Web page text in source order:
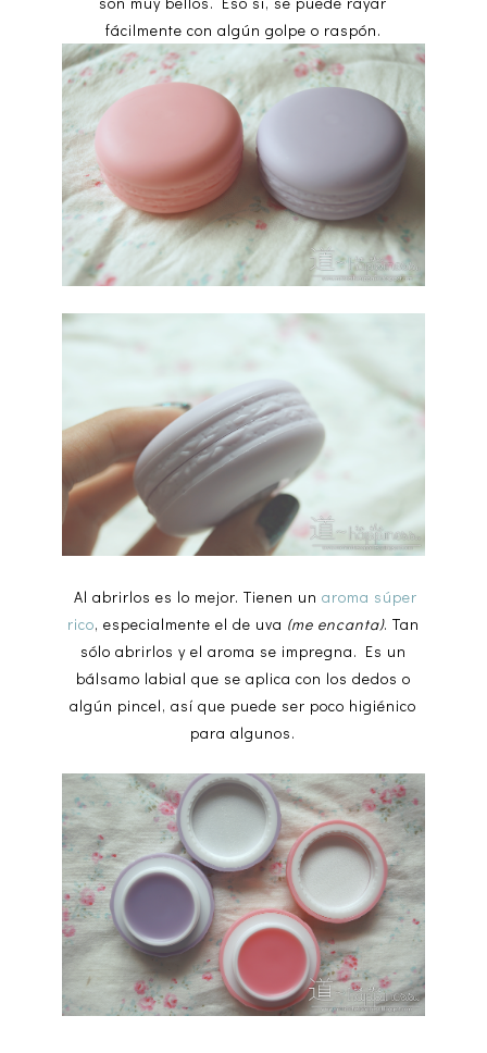
fácilmente con algún golpe o raspón.
Al abrirlos es lo mejor. Tienen un aroma súper
rico, especialmente el de uva (me encanta). Tan
sólo abrirlos y el aroma se impregna. Es un
bálsamo labial que se aplica con los dedos o
algún pincel, así que puede ser poco higiénico
para algunos.